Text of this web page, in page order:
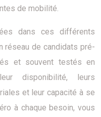
de mobilité.
dans ces différents
réseau de candidats pré-
et souvent testés en
disponibilité, leurs
et leur capacité à se
à chaque besoin, vous